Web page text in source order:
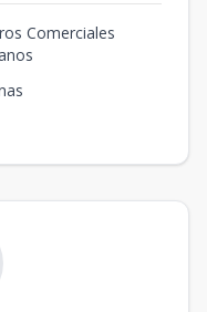
Comerciales